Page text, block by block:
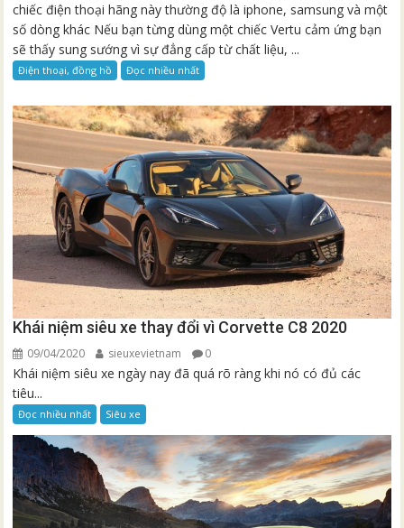
chiếc điện thoại hãng này thường độ là iphone, samsung và một
số dòng khác Nếu bạn từng dùng một chiếc Vertu cảm ứng bạn
sẽ thấy sung sướng vì sự đẳng cấp từ chất liệu, ...
Điện thoại, đồng hồ Đọc nhiều nhất
Khái niệm siêu xe thay đổi vì Corvette C8 2020
09/04/2020 sieuxevietnam 0
Khái niệm siêu xe ngày nay đã quá rõ ràng khi nó có đủ các
tiêu...
Đọc nhiều nhất Siêu xe